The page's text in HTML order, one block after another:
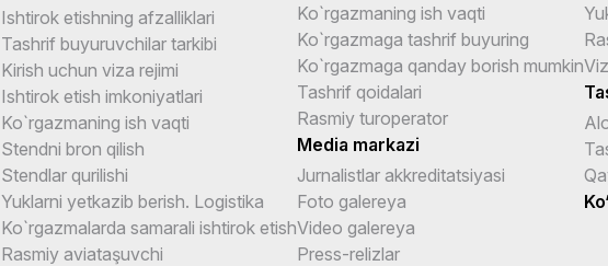
Ishtirok etishning afzalliklari
Tashrif buyuruvchilar tarkibi
Kirish uchun viza rejimi
Ishtirok etish imkoniyatlari
Ko`rgazmaning ish vaqti
Stendni bron qilish
Stendlar qurilishi
Yuklarni yetkazib berish. Logistika
Ko`rgazmalarda samarali ishtirok etish
Rasmiy aviataşuvchi
Ko`rgazmaning ish vaqti
Ko`rgazmaga tashrif buyuring
Ko`rgazmaga qanday borish mumkin
Tashrif qoidalari
Rasmiy turoperator
Media markazi
Jurnalistlar akkreditatsiyasi
Foto galereya
Video galereya
Press-relizlar